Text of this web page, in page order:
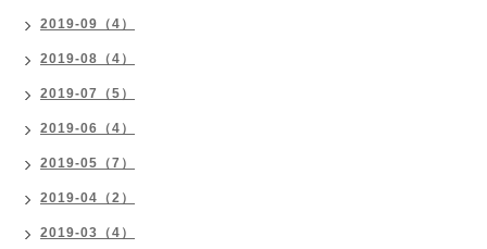
2019-09（4）
2019-08（4）
2019-07（5）
2019-06（4）
2019-05（7）
2019-04（2）
2019-03（4）